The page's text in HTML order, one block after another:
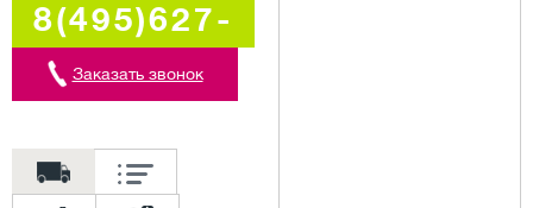
8(495)627-
5707
Заказать звонок